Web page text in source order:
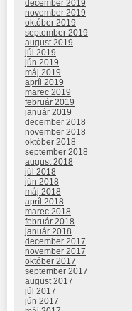
december 2019
november 2019
október 2019
september 2019
august 2019
júl 2019
jún 2019
máj 2019
apríl 2019
marec 2019
február 2019
január 2019
december 2018
november 2018
október 2018
september 2018
august 2018
júl 2018
jún 2018
máj 2018
apríl 2018
marec 2018
február 2018
január 2018
december 2017
november 2017
október 2017
september 2017
august 2017
júl 2017
jún 2017